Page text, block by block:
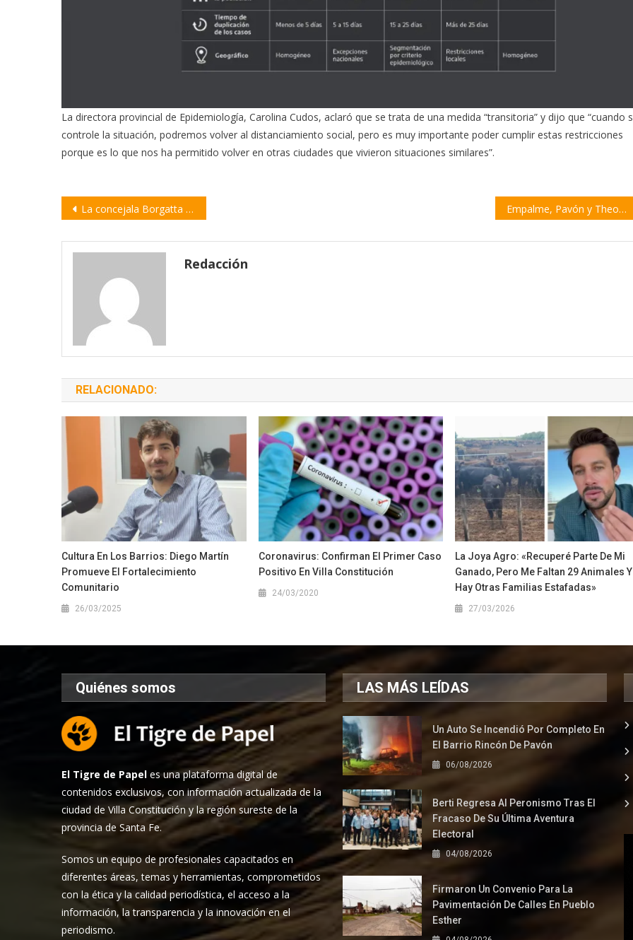
La directora provincial de Epidemiología, Carolina Cudos, aclaró que se trata de una medida “transitoria” y dijo que “cuando
controle la situación, podremos volver al distanciamiento social, pero es muy importante poder cumplir estas restricciones
porque es lo que nos ha permitido volver en otras ciudades que vivieron situaciones similares”.
Navegación
entradas
La concejala Borgatta presentó un informe del primer semestre Empalme, Pavón y Theobald suspendieron algunas actividades
Redacción
RELACIONADO:
Cultura En Los Barrios: Diego Martín
Promueve El Fortalecimiento
Comunitario
26/03/2025
Coronavirus: Confirman El Primer Caso
Positivo En Villa Constitución
24/03/2020
La Joya Agro: «Recuperé Parte De Mi
Ganado, Pero Me Faltan 29 Animales Y
Hay Otras Familias Estafadas»
27/03/2026
Quiénes somos
El Tigre de Papel es una plataforma digital de
contenidos exclusivos, con información actualizada de la
ciudad de Villa Constitución y la región sureste de la
provincia de Santa Fe.
Somos un equipo de profesionales capacitados en
diferentes áreas, temas y herramientas, comprometidos
con la ética y la calidad periodística, el acceso a la
información, la transparencia y la innovación en el
periodismo.
LAS MÁS LEÍDAS
Un Auto Se Incendió Por Completo En
El Barrio Rincón De Pavón
06/08/2026
Berti Regresa Al Peronismo Tras El
Fracaso De Su Última Aventura
Electoral
04/08/2026
Firmaron Un Convenio Para La
Pavimentación De Calles En Pueblo
Esther